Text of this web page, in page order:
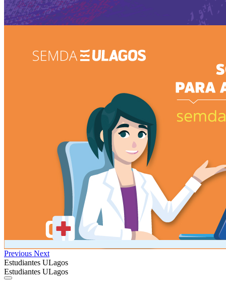
Previous Next
Estudiantes ULagos
Estudiantes ULagos